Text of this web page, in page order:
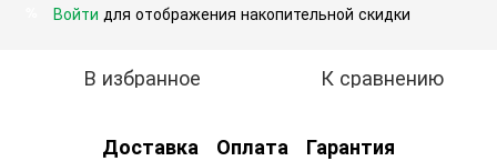
Войти для отображения накопительной скидки
В избранное К сравнению
Доставка Оплата Гарантия